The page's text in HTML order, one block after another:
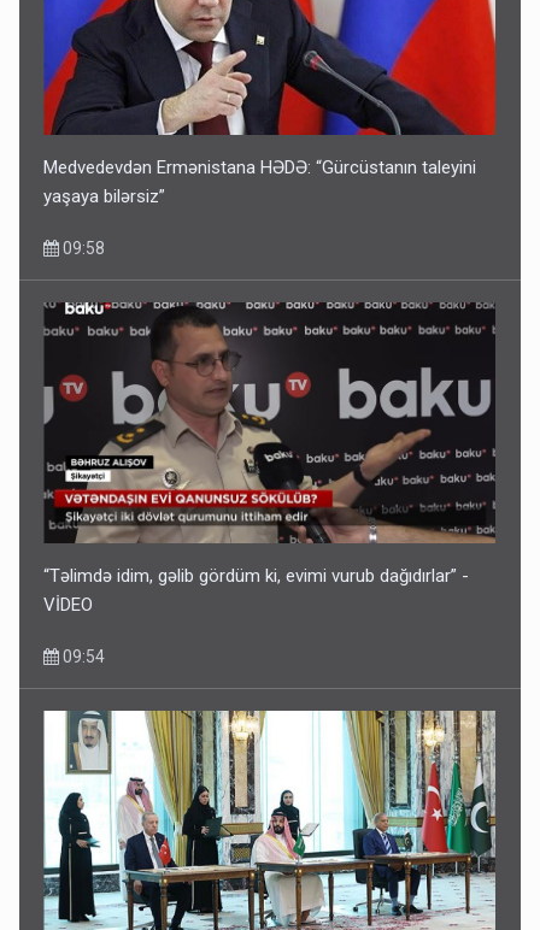
Medvedevdən Ermənistana HƏDƏ: “Gürcüstanın taleyini
yaşaya bilərsiz”
09:58
“Təlimdə idim, gəlib gördüm ki, evimi vurub dağıdırlar” -
VİDEO
09:54